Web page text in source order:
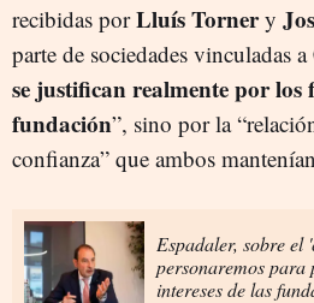
recibidas porLluís Tornery
parte de sociedades vinculadas
se justifican realmente por los
fundación”, sino por la
confianza” que ambos
Espadaler, sobre el
personaremos para
intereses de las